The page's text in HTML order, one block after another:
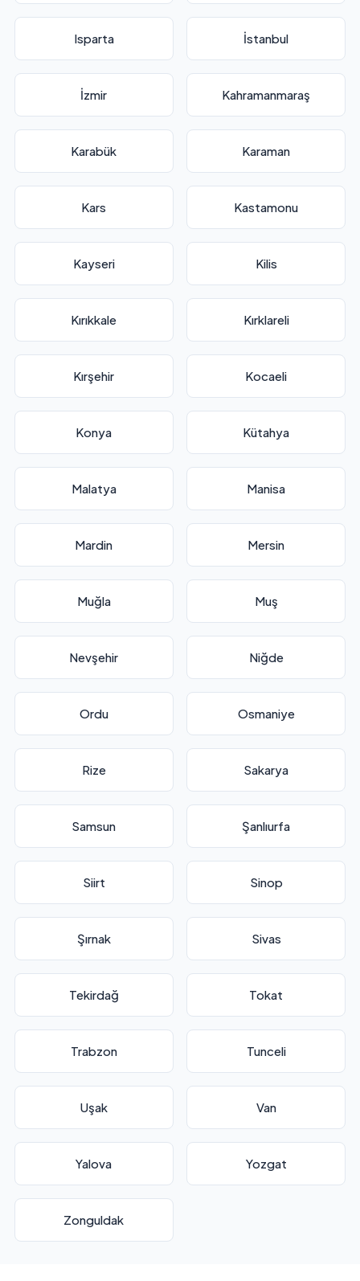
Isparta İstanbul
İzmir Kahramanmaraş
Karabük Karaman
Kars Kastamonu
Kayseri Kilis
Kırıkkale Kırklareli
Kırşehir Kocaeli
Konya Kütahya
Malatya Manisa
Mardin Mersin
Muğla Muş
Nevşehir Niğde
Ordu Osmaniye
Rize Sakarya
Samsun Şanlıurfa
Siirt Sinop
Şırnak Sivas
Tekirdağ Tokat
Trabzon Tunceli
Uşak Van
Yalova Yozgat
Zonguldak